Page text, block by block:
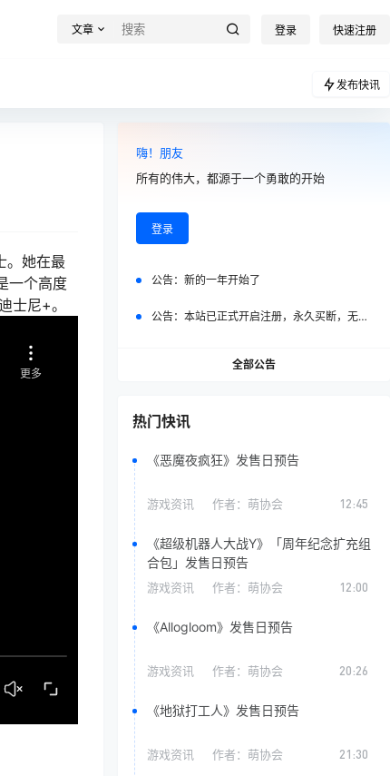
文章 登录 快速注册
发布快讯
。她在最
一个高度
士尼+。
嗨！朋友
所有的伟大，都源于一个勇敢的开始
登录
公告： 新的一年开始了
公告： 本站已正式开启注册，永久买断，无任何二次付费
全部公告
热门快讯
《恶魔夜疯狂》发售日预告
游戏资讯 作者： 萌协会 12:45
《超级机器人大战Y》「周年纪念扩充组
合包」发售日预告
游戏资讯 作者： 萌协会 12:00
《Allogloom》发售日预告
游戏资讯 作者： 萌协会 20:26
《地狱打工人》发售日预告
游戏资讯 作者： 萌协会 21:30